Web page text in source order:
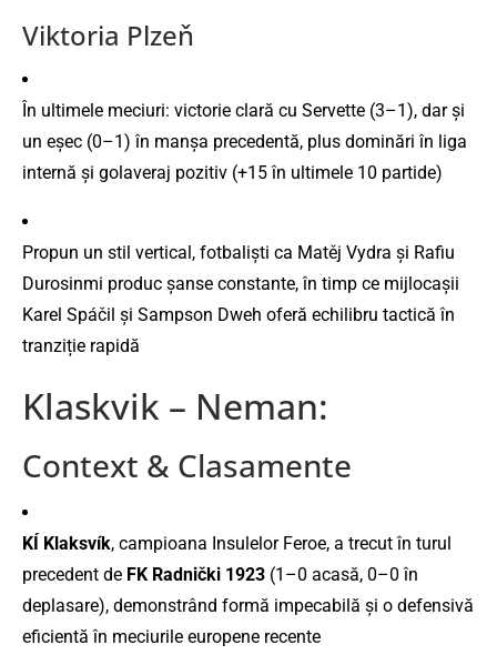
Viktoria Plzeň
În ultimele meciuri: victorie clară cu Servette (3–1), dar și
un eșec (0–1) în manșa precedentă, plus dominări în liga
internă și golaveraj pozitiv (+15 în ultimele 10 partide)
Propun un stil vertical, fotbaliști ca Matěj Vydra și Rafiu
Durosinmi produc șanse constante, în timp ce mijlocașii
Karel Spáčil și Sampson Dweh oferă echilibru tactică în
tranziție rapidă
Klaskvik – Neman:
Context & Clasamente
KÍ Klaksvík, campioana Insulelor Feroe, a trecut în turul
precedent de FK Radnički 1923 (1–0 acasă, 0–0 în
deplasare), demonstrând formă impecabilă și o defensivă
eficientă în meciurile europene recente